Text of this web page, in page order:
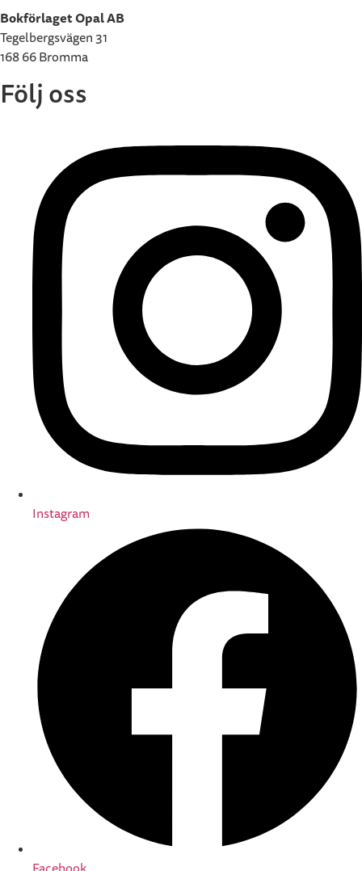
Bokförlaget Opal AB
Tegelbergsvägen 31
168 66 Bromma
Följ oss
Instagram